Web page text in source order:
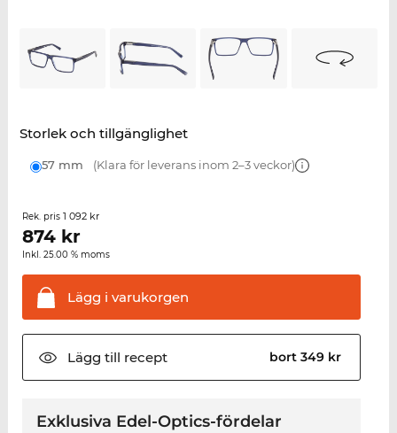
Storlek och tillgänglighet
57 mm (Klara för leverans inom 2–3 veckor)
Rek. pris 1 092 kr
874kr
Inkl. 25.00 % moms
Lägg i varukorgen
Lägg till recept bort 349 kr
Exklusiva Edel-Optics-fördelar